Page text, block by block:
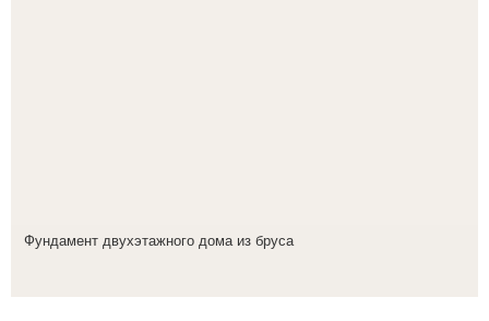
Фундамент двухэтажного дома из бруса